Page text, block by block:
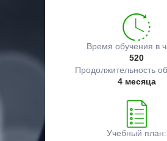
Время обучения в
520
Продолжительность
4 месяца
Учебный план: